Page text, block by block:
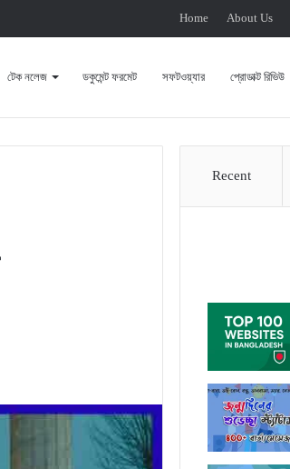
Home About Us
টেক নলেজ ডকুমেন্ট ফরমেট সফটওয়্যার প্রোডাক্ট রিভিউ
Recent